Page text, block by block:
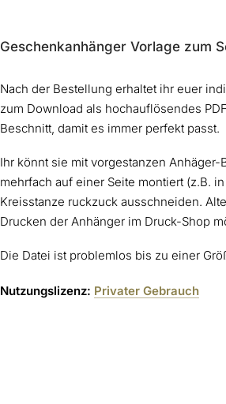
Geschenkanhänger Vorlage zum
Nach der Bestellung erhaltet ihr euer
zum Download als hochauflösendes
Beschnitt, damit es immer perfekt passt.
Ihr könnt sie mit vorgestanzen Anhäger-
mehrfach auf einer Seite montiert (z.B.
Kreisstanze ruckzuck ausschneiden.
Drucken der Anhänger im Druck-Shop
Die Datei ist problemlos bis zu einer
Nutzungslizenz: Privater Gebrauch